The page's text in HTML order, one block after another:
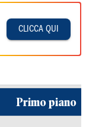
CLICCA QUI
Primo piano